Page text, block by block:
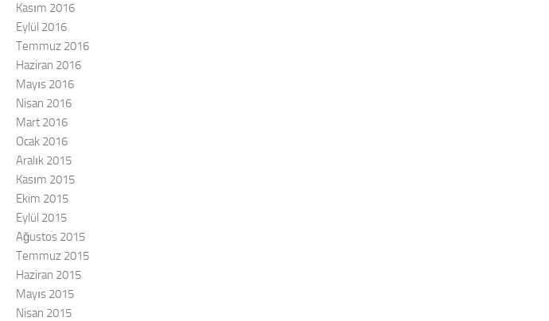
Kasım 2016
Eylül 2016
Temmuz 2016
Haziran 2016
Mayıs 2016
Nisan 2016
Mart 2016
Ocak 2016
Aralık 2015
Kasım 2015
Ekim 2015
Eylül 2015
Ağustos 2015
Temmuz 2015
Haziran 2015
Mayıs 2015
Nisan 2015